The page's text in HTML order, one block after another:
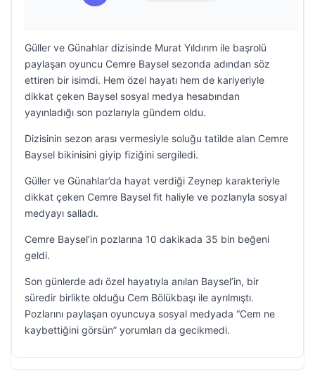
Güller ve Günahlar dizisinde Murat Yıldırım ile başrolü
paylaşan oyuncu Cemre Baysel sezonda adından söz
ettiren bir isimdi. Hem özel hayatı hem de kariyeriyle
dikkat çeken Baysel sosyal medya hesabından
yayınladığı son pozlarıyla gündem oldu.
Dizisinin sezon arası vermesiyle soluğu tatilde alan Cemre
Baysel bikinisini giyip fiziğini sergiledi.
Güller ve Günahlar’da hayat verdiği Zeynep karakteriyle
dikkat çeken Cemre Baysel fit haliyle ve pozlarıyla sosyal
medyayı salladı.
Cemre Baysel’in pozlarına 10 dakikada 35 bin beğeni
geldi.
Son günlerde adı özel hayatıyla anılan Baysel’in, bir
süredir birlikte olduğu Cem Bölükbaşı ile ayrılmıştı.
Pozlarını paylaşan oyuncuya sosyal medyada “Cem ne
kaybettiğini görsün” yorumları da gecikmedi.